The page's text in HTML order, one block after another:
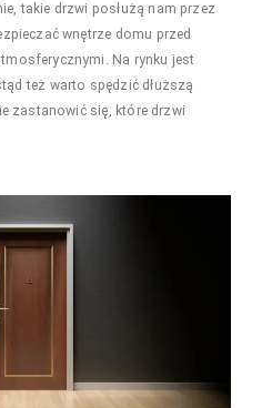
takie drzwi posłużą nam przez
wnętrze domu przed
Na rynku jest
też warto spędzić dłuższą
zastanowić się, które drzwi